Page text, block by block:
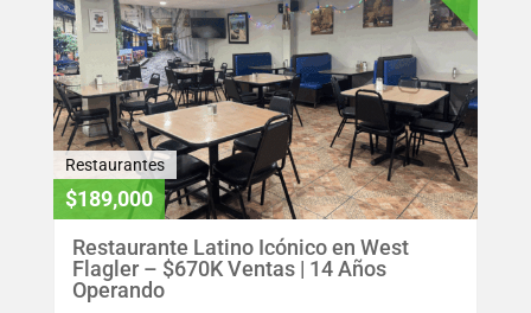
Restaurantes
$189,000
Restaurante Latino Icónico en West
Flagler – $670K Ventas | 14 Años
Operando